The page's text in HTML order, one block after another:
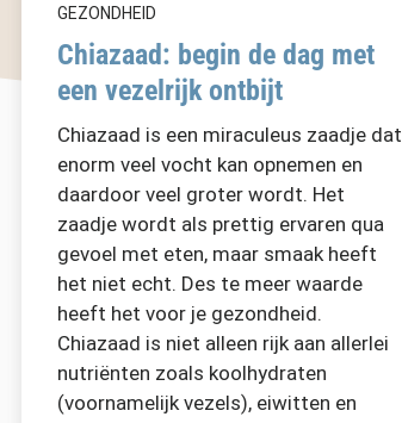
GEZONDHEID
Chiazaad: begin de dag met
een vezelrijk ontbijt
Chiazaad is een miraculeus zaadje dat
enorm veel vocht kan opnemen en
daardoor veel groter wordt. Het
zaadje wordt als prettig ervaren qua
gevoel met eten, maar smaak heeft
het niet echt. Des te meer waarde
heeft het voor je gezondheid.
Chiazaad is niet alleen rijk aan allerlei
nutriënten zoals koolhydraten
(voornamelijk vezels), eiwitten en